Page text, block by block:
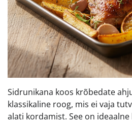
Sidrunikana koos krõbedate
klassikaline roog, mis ei vaja
alati kordamist. See on